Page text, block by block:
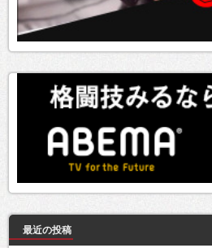
最近の投稿